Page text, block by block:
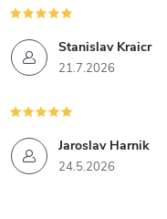
Stanislav Kraicr
21.7.2026
Jaroslav Harnik
24.5.2026